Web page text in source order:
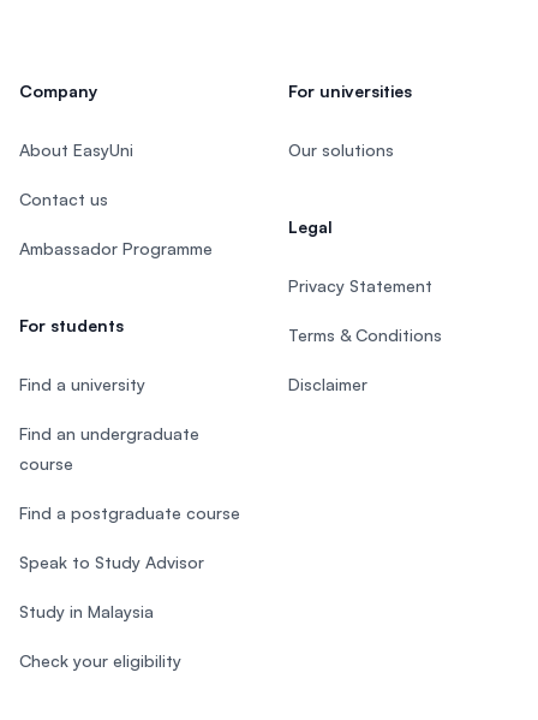
Company
About EasyUni
Contact us
Ambassador Programme
For students
Find a university
Find an undergraduate
course
Find a postgraduate course
Speak to Study Advisor
Study in Malaysia
Check your eligibility
For universities
Our solutions
Legal
Privacy Statement
Terms & Conditions
Disclaimer